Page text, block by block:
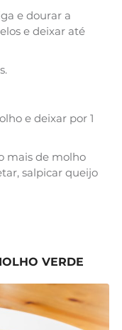
e dourar a
e deixar até
e deixar por 1
mais de molho
salpicar queijo
VERDE